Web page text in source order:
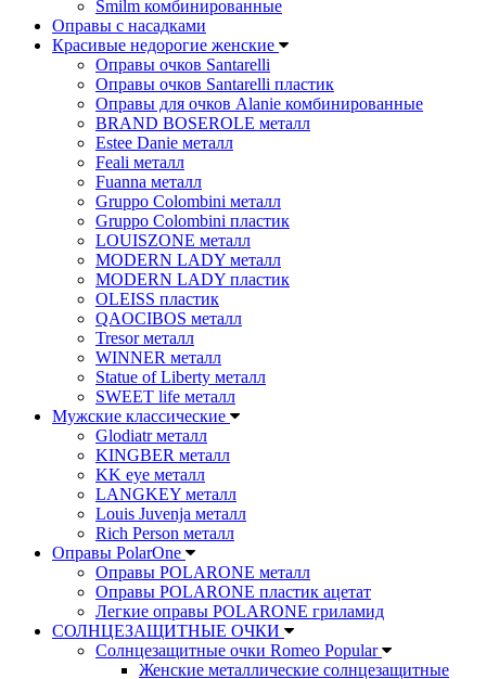
Smilm комбинированные
Оправы с насадками
Красивые недорогие женские
Оправы очков Santarelli
Оправы очков Santarelli пластик
Оправы для очков Alanie комбинированные
BRAND BOSEROLE металл
Estee Danie металл
Feali металл
Fuanna металл
Gruppo Colombini металл
Gruppo Colombini пластик
LOUISZONE металл
MODERN LADY металл
MODERN LADY пластик
OLEISS пластик
QAOCIBOS металл
Tresor металл
WINNER металл
Statue of Liberty металл
SWEET life металл
Мужские классические
Glodiatr металл
KINGBER металл
KK eye металл
LANGKEY металл
Louis Juvenja металл
Rich Person металл
Оправы PolarOne
Оправы POLARONE металл
Оправы POLARONE пластик ацетат
Легкие оправы POLARONE гриламид
СОЛНЦЕЗАЩИТНЫЕ ОЧКИ
Солнцезащитные очки Romeo Popular
Женские металлические солнцезащитные